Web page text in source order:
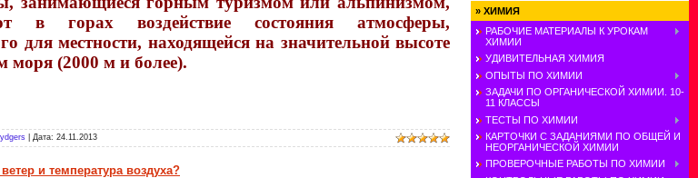
в горах воздействие состояния атмосферы,
для местности, находящейся на значительной высоте
моря (2000 м и более).
| Дата: 24.11.2013
и температура воздуха?
» ХИМИЯ
РАБОЧИЕ МАТЕРИАЛЫ К УРОКАМ
ХИМИИ
УДИВИТЕЛЬНАЯ ХИМИЯ
ОПЫТЫ ПО ХИМИИ
ЗАДАЧИ ПО ОРГАНИЧЕСКОЙ ХИМИИ. 10-
11 КЛАССЫ
ТЕСТЫ ПО ХИМИИ
КАРТОЧКИ С ЗАДАНИЯМИ ПО ОБЩЕЙ И
НЕОРГАНИЧЕСКОЙ ХИМИИ
ПРОВЕРОЧНЫЕ РАБОТЫ ПО ХИМИИ